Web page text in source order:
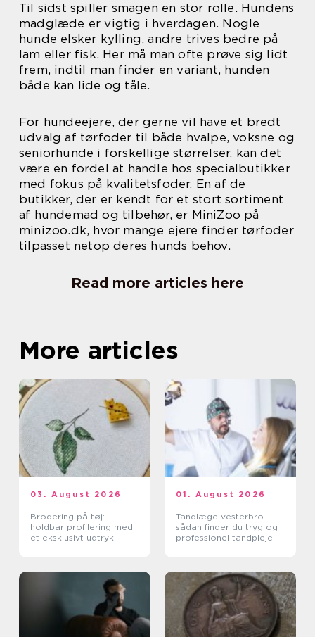
Til sidst spiller smagen en stor rolle. Hundens
madglæde er vigtig i hverdagen. Nogle
hunde elsker kylling, andre trives bedre på
lam eller fisk. Her må man ofte prøve sig lidt
frem, indtil man finder en variant, hunden
både kan lide og tåle.
For hundeejere, der gerne vil have et bredt
udvalg af tørfoder til både hvalpe, voksne og
seniorhunde i forskellige størrelser, kan det
være en fordel at handle hos specialbutikker
med fokus på kvalitetsfoder. En af de
butikker, der er kendt for et stort sortiment
af hundemad og tilbehør, er MiniZoo på
minizoo.dk, hvor mange ejere finder tørfoder
tilpasset netop deres hunds behov.
Read more articles here
More articles
03. August 2026
Brodering på tøj:
holdbar profilering med
et eksklusivt udtryk
01. August 2026
Tandlæge vesterbro
sådan finder du tryg og
professionel tandpleje